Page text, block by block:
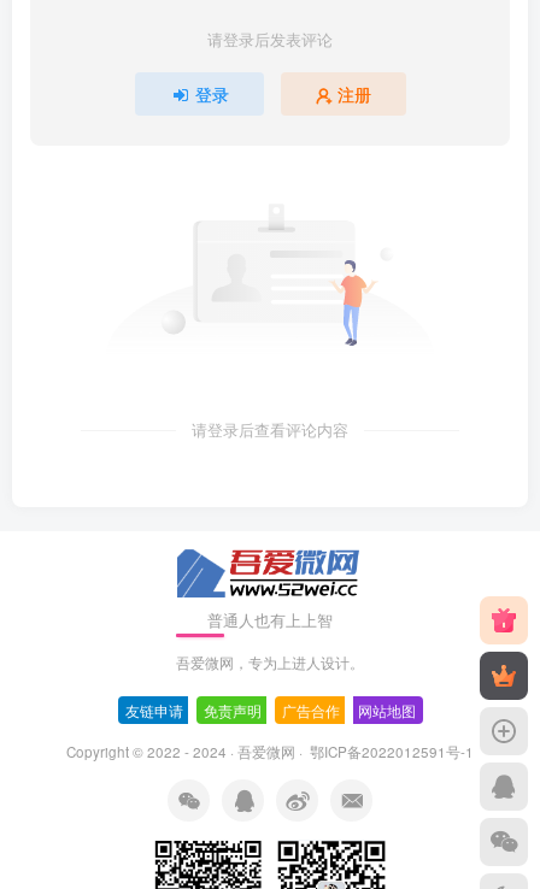
请登录后发表评论
登录 注册
请登录后查看评论内容
普通人也有上上智
吾爱微网，专为上进人设计。
友链申请 免责声明 广告合作 网站地图
Copyright © 2022 - 2024 · 吾爱微网 · 鄂ICP备2022012591号-1